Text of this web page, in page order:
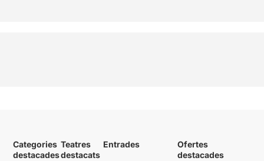
Categories
destacades
Teatres
destacats
Entrades
Ofertes
destacades